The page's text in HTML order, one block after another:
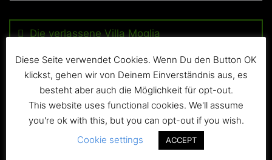
Die verlassene Villa Moglia
Copyright+Impressum Privacy & Cookie Policy
Diese Seite verwendet Cookies. Wenn Du den Button OK
klickst, gehen wir von Deinem Einverständnis aus, es
besteht aber auch die Möglichkeit für opt-out.
This website uses functional cookies. We'll assume
you're ok with this, but you can opt-out if you wish.
Cookie settings
ACCEPT